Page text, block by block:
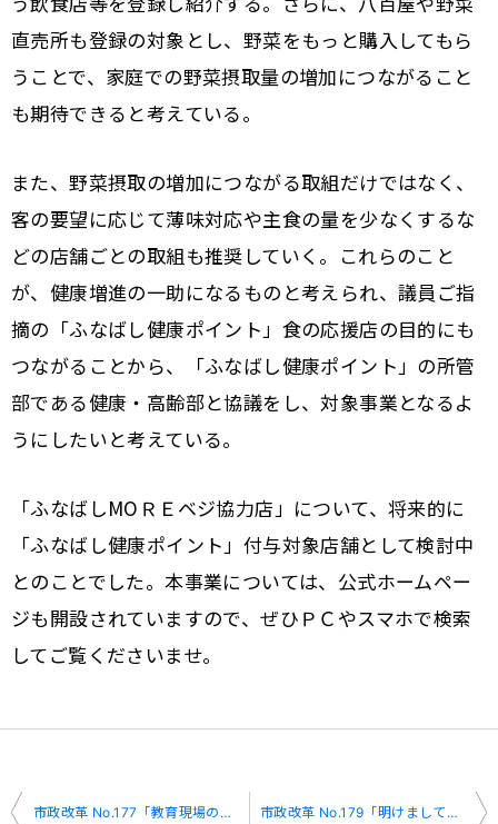
直売所も登録の対象とし、野菜をもっと購入してもら
うことで、家庭での野菜摂取量の増加につながること
も期待できると考えている。
また、野菜摂取の増加につながる取組だけではなく、
客の要望に応じて薄味対応や主食の量を少なくするな
どの店舗ごとの取組も推奨していく。これらのこと
が、健康増進の一助になるものと考えられ、議員ご指
摘の「ふなばし健康ポイント」食の応援店の目的にも
つながることから、「ふなばし健康ポイント」の所管
部である健康・高齢部と協議をし、対象事業となるよ
うにしたいと考えている。
「ふなばしМО ＲＥベジ協力店」について、将来的に
「ふなばし健康ポイント」付与対象店舗として検討中
とのことでした。本事業については、公式ホームペー
ジも開設されていますので、ぜひＰＣやスマホで検索
してご覧くださいませ。
投
市政改革 No.177「教育現場のデジタル化について」 市政改革 No.179「明けましておめでとうございます」